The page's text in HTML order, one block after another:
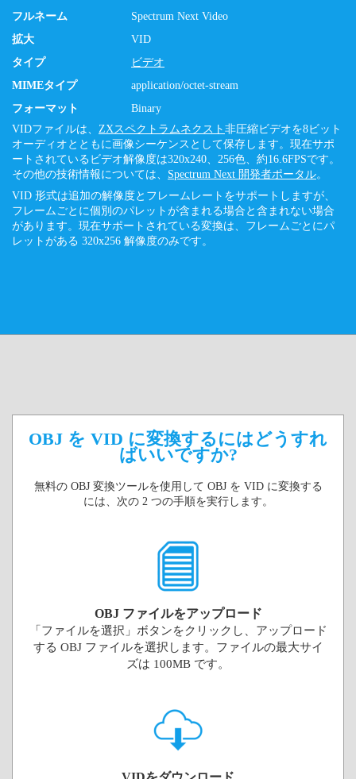
フルネーム
Spectrum Next Video
拡大
VID
タイプ
ビデオ
MIMEタイプ
application/octet-stream
フォーマット
Binary
VIDファイルは、 ZXスペクトラムネクスト 非圧縮ビデオを8ビット
オーディオとともに画像シーケンスとして保存します。現在サポ
ートされているビデオ解像度は320x240、256色、約16.6FPSです。
その他の技術情報については、 Spectrum Next 開発者ポータル。
VID 形式は追加の解像度とフレームレートをサポートしますが、
フレームごとに個別のパレットが含まれる場合と含まれない場合
があります。現在サポートされている変換は、フレームごとにパ
レットがある 320x256 解像度のみです。
OBJ を VID に変換するにはどうすれ
ばいいですか?
無料の OBJ 変換ツールを使用して OBJ を VID に変換する
には、次の 2 つの手順を実行します。
OBJ ファイルをアップロード
「ファイルを選択」ボタンをクリックし、アップロード
する OBJ ファイルを選択します。ファイルの最大サイ
ズは 100MB です。